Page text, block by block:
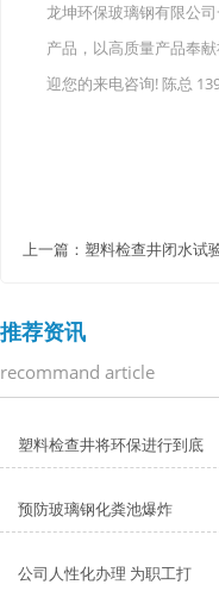
龙坤环保玻璃钢有限公
产品，以高质量产品奉
迎您的来电咨询! 陈总
上一篇： 塑料检查井闭水试
推荐资讯
recommand article
塑料检查井将环保进行到底
预防玻璃钢化粪池爆炸
公司人性化办理 为职工打